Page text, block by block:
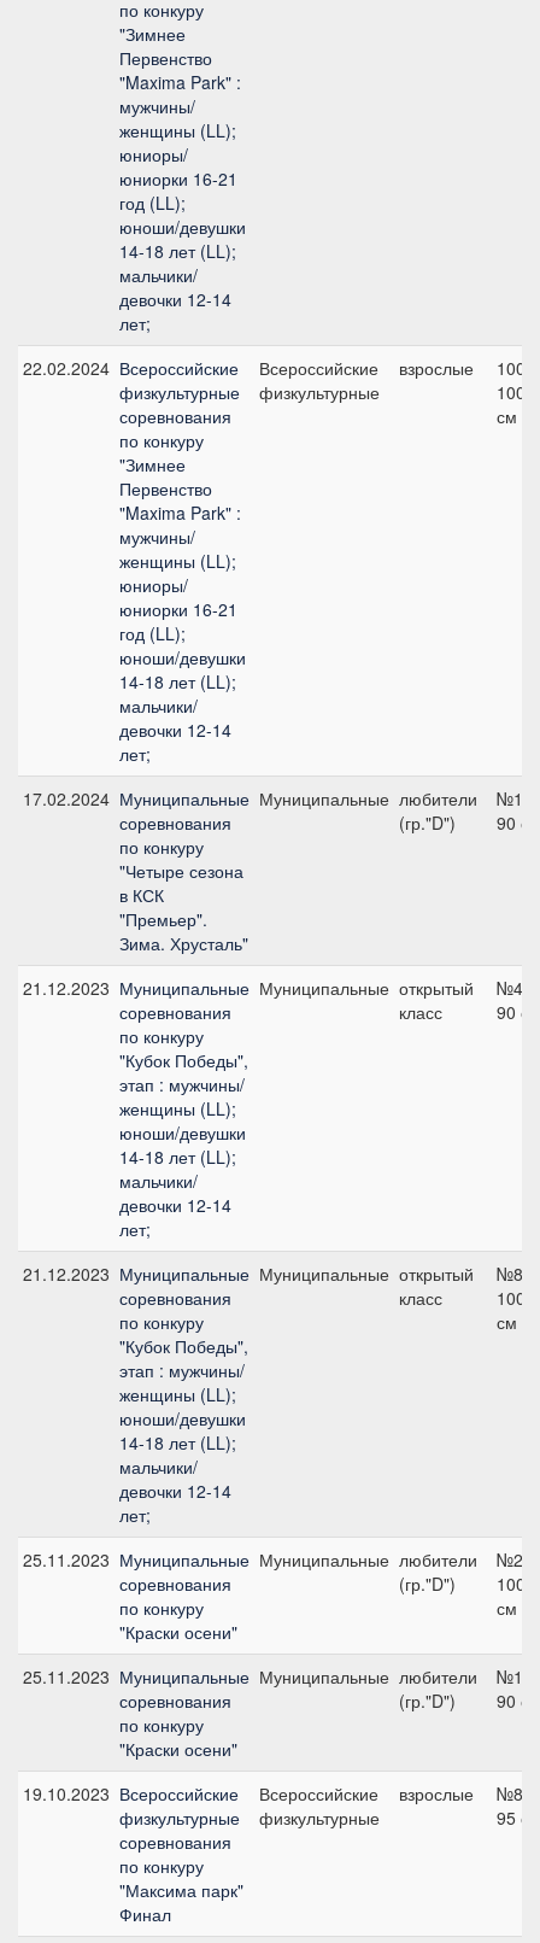
по конкуру
"Зимнее
Первенство
"Maxima Park" :
мужчины/
женщины (LL);
юниоры/
юниорки 16-21
год (LL);
юноши/девушки
14-18 лет (LL);
мальчики/
девочки 12-14
лет;
22.02.2024 Всероссийские
физкультурные
соревнования
по конкуру
"Зимнее
Первенство
"Maxima Park" :
мужчины/
женщины (LL);
юниоры/
юниорки 16-21
год (LL);
юноши/девушки
14-18 лет (LL);
мальчики/
девочки 12-14
лет;
Всероссийские
физкультурные
взрослые
100,
100
см
17.02.2024 Муниципальные
соревнования
по конкуру
"Четыре сезона
в КСК
"Премьер".
Зима. Хрусталь"
Муниципальные любители
(гр."D")
№1,
90 см
21.12.2023 Муниципальные
соревнования
по конкуру
"Кубок Победы",
этап : мужчины/
женщины (LL);
юноши/девушки
14-18 лет (LL);
мальчики/
девочки 12-14
лет;
Муниципальные открытый
класс
№4,
90 см
21.12.2023 Муниципальные
соревнования
по конкуру
"Кубок Победы",
этап : мужчины/
женщины (LL);
юноши/девушки
14-18 лет (LL);
мальчики/
девочки 12-14
лет;
Муниципальные открытый
класс
№8,
100
см
25.11.2023 Муниципальные
соревнования
по конкуру
"Краски осени"
Муниципальные любители
(гр."D")
№2,
100
см
25.11.2023 Муниципальные
соревнования
по конкуру
"Краски осени"
Муниципальные любители
(гр."D")
№1,
90 см
19.10.2023 Всероссийские
физкультурные
соревнования
по конкуру
"Максима парк"
Финал
Всероссийские
физкультурные
взрослые
№8,
95 см